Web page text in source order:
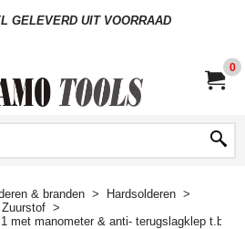
GELEVERD UIT VOORRAAD
0
& branden > Hardsolderen >
Zuurstof >
met manometer & anti- terugslagklep t.b.v.